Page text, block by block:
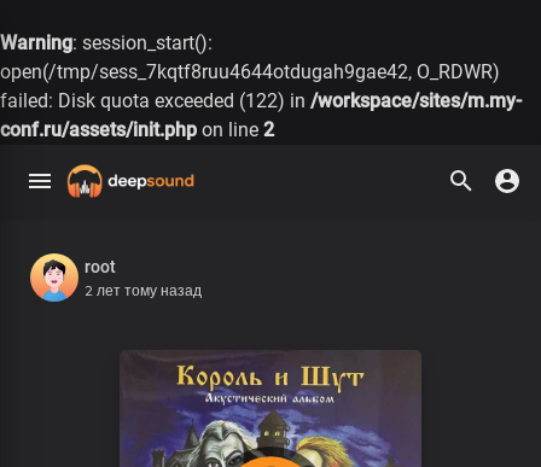
Warning: session_start():
open(/tmp/sess_7kqtf8ruu4644otdugah9gae42, O_RDWR)
failed: Disk quota exceeded (122) in /workspace/sites/m.my-
conf.ru/assets/init.php on line 2
root
2 лет тому назад